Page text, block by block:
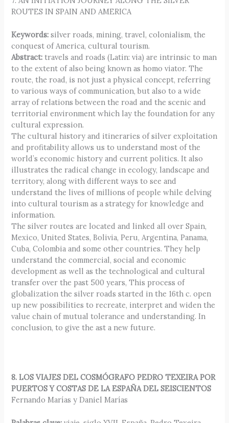
ROUTES IN SPAIN AND AMERICA
Keywords: silver roads, mining, travel, colonialism, the
conquest of America, cultural tourism.
Abstract: travels and roads (Latin: via) are intrinsic to man
to the extent of also being known as homo viator. The
route, the road, is not just a physical concept, referring
to various ways of communication, but also to a wide
array of relations between the road and the scenic and
territorial environment which lay the foundation for any
cultural expression.
The cultural history and itineraries of silver exploitation
and profitability allows us to understand most of the
world’s economic history and current politics. It also
illustrates the radical change in ecology, landscape and
territory, along with different ways to see and
understand the lives of millions of people while delving
into cultural tourism as a strategy for knowledge and
information.
The silver routes are located and linked all over Spain,
Mexico, United States, Bolivia, Peru, Argentina, Panama,
Cuba, Colombia and some other countries. They help
understand the commercial, social and economic
development as well as the technological and cultural
transfer over the past 500 years, This process of
globalization the silver roads started in the 16th c. open
up new possibilities to recreate, interpret and widen the
value chain of mutual tolerance and understanding. In
conclusion, to give the ast a new future.
8. LOS VIAJES DEL COSMÓGRAFO PEDRO TEXEIRA POR
PUERTOS Y COSTAS DE LA ESPAÑA DEL SEISCIENTOS
Fernando Marías y Daniel Marías